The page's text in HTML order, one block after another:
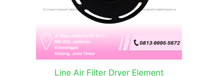
Line Air Filter Dryer Element